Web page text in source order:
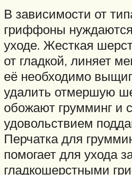
В зависимости от
гриффоны
уходе. Жесткая
от гладкой, линяет
её необходимо
удалить отмершую
обожают грумминг и с
удовольствием
Перчатка для
помогает для ухода
гладкошерстными